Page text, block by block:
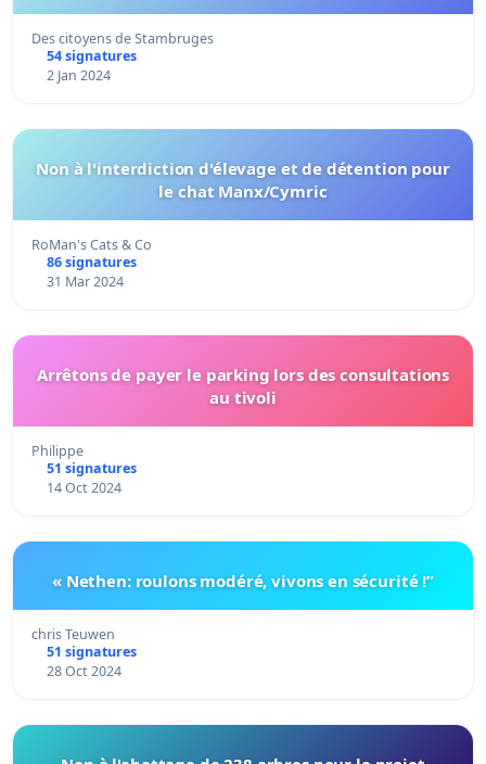
Des citoyens de Stambruges
54 signatures
2 Jan 2024
Non à l'interdiction d'élevage et de détention pour
le chat Manx/Cymric
RoMan's Cats & Co
86 signatures
31 Mar 2024
Arrêtons de payer le parking lors des consultations
au tivoli
Philippe
51 signatures
14 Oct 2024
« Nethen: roulons modéré, vivons en sécurité !”
chris Teuwen
51 signatures
28 Oct 2024